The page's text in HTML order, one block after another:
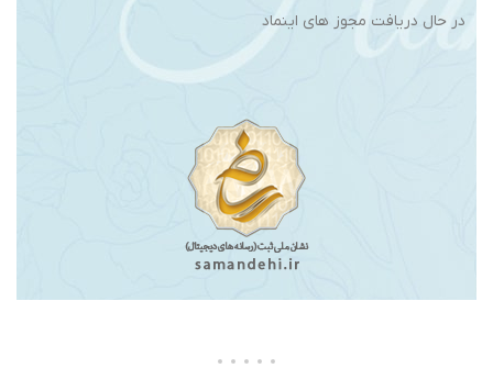
در حال دریافت مجوز های اینماد